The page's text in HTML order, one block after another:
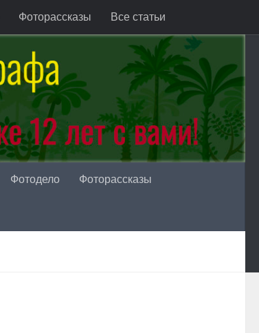
Фоторассказы Все статьи
Фотодело Фоторассказы